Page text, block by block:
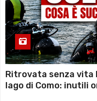
Ritrovata senza vita
lago di Como: inutili